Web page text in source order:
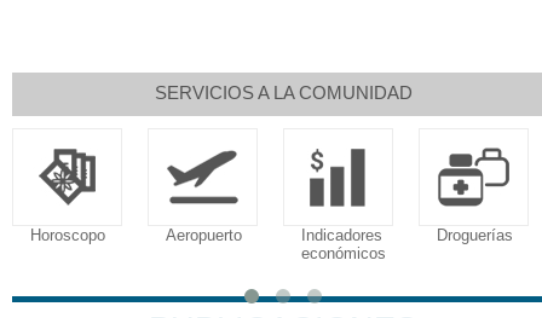
SERVICIOS A LA COMUNIDAD
Aeropuerto
Indicadores
Droguerías Notarías